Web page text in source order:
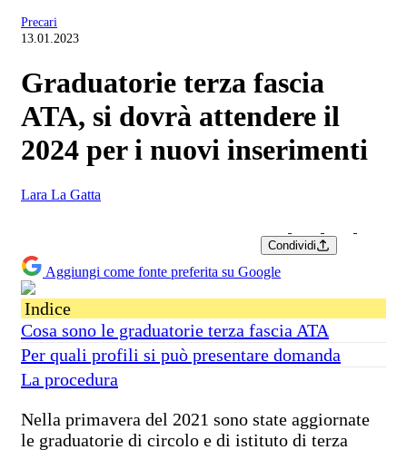
Precari
13.01.2023
Graduatorie terza fascia
ATA, si dovrà attendere il
2024 per i nuovi inserimenti
Lara La Gatta
Condividi
Aggiungi come fonte preferita su Google
Indice
Cosa sono le graduatorie terza fascia ATA
Per quali profili si può presentare domanda
La procedura
Nella primavera del 2021 sono state aggiornate
le graduatorie di circolo e di istituto di terza